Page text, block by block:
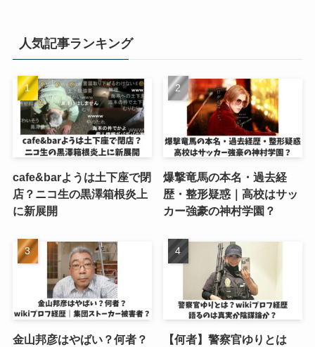
人気記事ランキング
cafe&barようは土下座で閉
店？ニコ生の黒澤箱根炎上
に新展開
爆撃竜馬の本名・過去経
歴・整形疑惑｜高校はサッ
カー強豪の神村学園？
金山邦彦はやばい？何者？
【何者】警察官ゆりとは